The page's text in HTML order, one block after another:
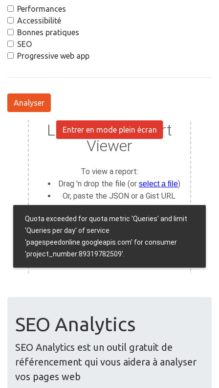
Performances
Accessibilité
Bonnes pratiques
SEO
Progressive web app
Analyser
Entrer en mode plein écran
SEO Analytics
SEO Analytics est un outil gratuit de
référencement qui vous aidera à analyser
vos pages web